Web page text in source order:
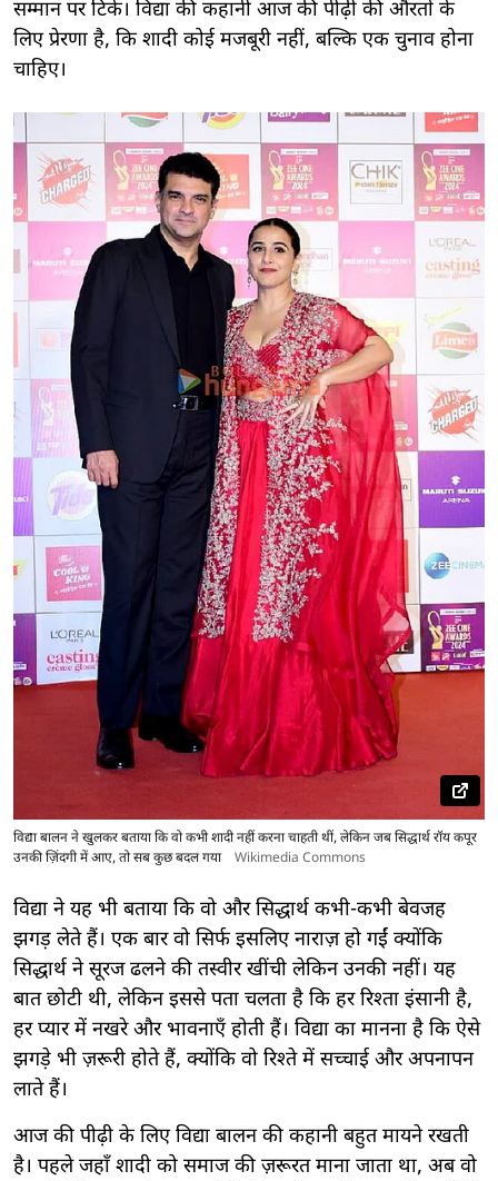
सम्मान पर टिके। विद्या की कहानी आज की पीढ़ी की औरतों के
लिए प्रेरणा है, कि शादी कोई मजबूरी नहीं, बल्कि एक चुनाव होना
चाहिए।
विद्या बालन ने खुलकर बताया कि वो कभी शादी नहीं करना चाहती थीं, लेकिन जब सिद्धार्थ रॉय कपूर
उनकी ज़िंदगी में आए, तो सब कुछ बदल गया
Wikimedia Commons
विद्या ने यह भी बताया कि वो और सिद्धार्थ कभी-कभी बेवजह
झगड़ लेते हैं। एक बार वो सिर्फ इसलिए नाराज़ हो गईं क्योंकि
सिद्धार्थ ने सूरज ढलने की तस्वीर खींची लेकिन उनकी नहीं। यह
बात छोटी थी, लेकिन इससे पता चलता है कि हर रिश्ता इंसानी है,
हर प्यार में नखरे और भावनाएँ होती हैं। विद्या का मानना है कि ऐसे
झगड़े भी ज़रूरी होते हैं, क्योंकि वो रिश्ते में सच्चाई और अपनापन
लाते हैं।
आज की पीढ़ी के लिए विद्या बालन की कहानी बहुत मायने रखती
है। पहले जहाँ शादी को समाज की ज़रूरत माना जाता था, अब वो